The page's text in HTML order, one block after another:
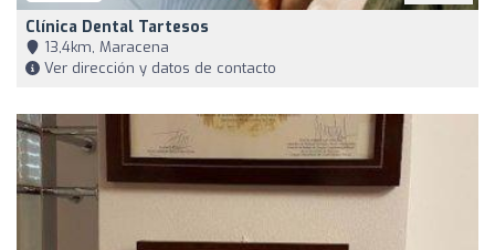
Clínica Dental Tartesos
13,4km, Maracena
Ver dirección y datos de contacto